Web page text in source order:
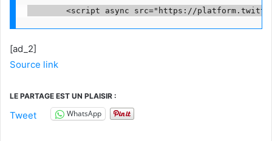
[ad_2]
Source link
LE PARTAGE EST UN PLAISIR :
Tweet WhatsApp